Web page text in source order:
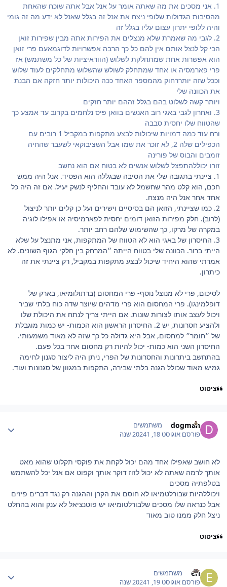
1. אני מסכים את מה שאתה אומר על אנל אבל אתה שוכח שהאחת
מהסיבות הגדולות שלופי ניצח את אנל זה בגלל שאנל לא ידע מה זה גומי
והיה ללופי יתרון עצום עליו בגלל זה
2. לגבי מה שאמרת שלא מנצלים את הפירות אתה מבין שפירות זואן
הכי קל לנצל אותם אין להם כל כך הרבה אפשרויות לדוגמאעם פרי זואן
הוא אפשרות אחת שמתחלקת לשלוש (הווראיציות של כל משתמש) אז
פרי פארמסיה או אחד שמתחלק לשולש שהשלוש מתחלקים לעוד שלוש
וככל שזה יותררחוק מהמספר האחד ככה היכולות יותר חזקה אם הבנת
את הכוונה שלי
ויותר קשה לשלוט בהם בגלל זההם יותר חזקים
3. ואחרון לגבי באגי רוב האנשים בוואן פיס נלחמים בקרוב עד אמצע כך
שהטווח שלו יחסית סבבה
ורח עוד כמה דמויות שיכולות לבצע מתקפות במקביל 1 רובים עם
הכפילים שלה 2, לא זוכר את שמו אבל השציבוקאי לשעבר שהחיה
זומבים והבוס של פורינה
זורו יכוללהתפצל לשלוש אנשים לא בטוח אם הוא נחשב
1. ציינתי בתגובה שלי את הסיבה שבגללה הוא הפסיד. אנל היה ממש
חכם, הוא קלט מהר שחשמל לא עובד והחליף לנשק יעיל. אם זה היה כל
אחד אחר אנל היה מנצח.
2. כמו שציינתי, הזואן הם בסיסיים וישירים ועל כן קלים יותר לניצול
(לרוב). חלק מפירות הזואן דומים יחסית לפארמיסיה או אפילו לוגיה
במקרה של מרקו, כך שהשימוש שלהם רחב יותר.
3. החיסרון של באגי הוא לא הטווח של המתקפות, אני מתנצל על שלא
הייתי ברור. הכוונה שלי בטווח הייתה ״המרחק בין חלקי הגוף השונים. לא
אמרתי שהוא היחיד שיכול לבצע מתקפות במקביל, רק ציינתי את זה
כיתרון.
לסיכום, פרי לא מנוצל נוסף- פרי המחסום (ברתולומיאו, בארק של
דופלמינגו). פרי המחסום הוא פרי מדהים שיוצר שדה כוח בלתי שביר
ויכול לעצב אותו לצורות שונות. אם הייתי צריך לנתח את היכולת שלו
ולהציע חסרונות, יש 2. החיסרון הראשון הוא הכמות- יש כמות מוגבלת
של ״חומר״ למחסום, אבל היא גדולה כל כך שזה לא מאוד משמעותי.
החיסרון השני הוא כמות- יכול להיות רק מחסום אחד בכל פעם.
בהתחשב ביתרונות והחסרונות של הפרי, ניתן היה ליצור סגנון לחימה
גמיש מאוד שכולל הגנה בלתי שבירה, התקפות במגוון של סגנונות ועוד.
ציטוט
dogman משתמשים
פורסםאוגוסט 18, 2024 1 שנה
לא חושב שאפילו אחד מהם יכול לקחת את פוקסי תקלוט שהוא מאט
אותך לרמה שאתה לא יכול לזוז דוקר אותך וקפוט אם אנל יכל להשתמש
בטלפתיה מסכים
ויכוללהיות שבורלטמיאו לא חוסם את הקרן וההגנה רק נגד דברים פיזים
אבל כנראה שלו מסכים שלבורלטומיאו יש פוטנציאל לא ענק והוא בהחלט
ניצל חלק ממנו טוב מאוד
ציטוט
eri משתמשים
פורסםאוגוסט 19, 2024 1 שנה